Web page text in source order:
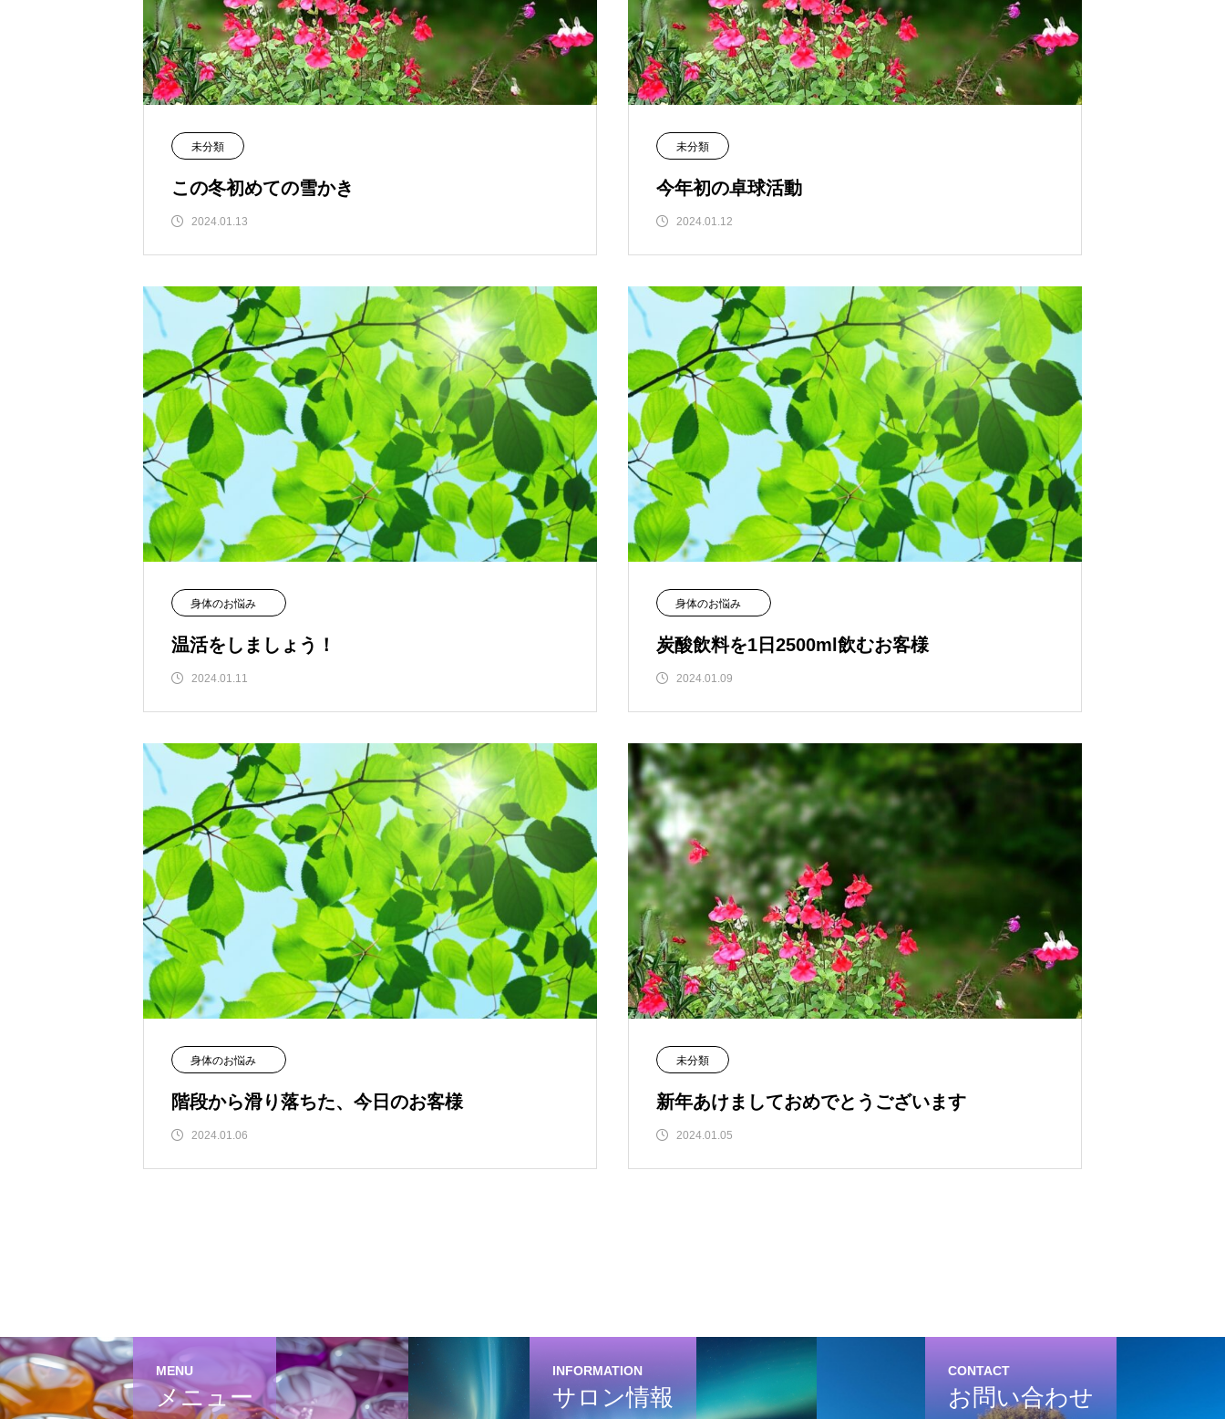
未分類
この冬初めての雪かき
2024.01.13
未分類
今年初の卓球活動
2024.01.12
身体のお悩み
温活をしましょう！
2024.01.11
身体のお悩み
炭酸飲料を1日2500ml飲むお客様
2024.01.09
身体のお悩み
階段から滑り落ちた、今日のお客様
2024.01.06
未分類
新年あけましておめでとうございます
2024.01.05
MENU
メニュー
INFORMATION
サロン情報
CONTACT
お問い合わせ